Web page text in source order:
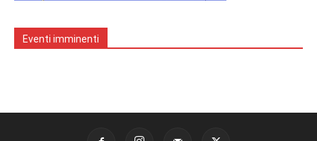
Eventi imminenti